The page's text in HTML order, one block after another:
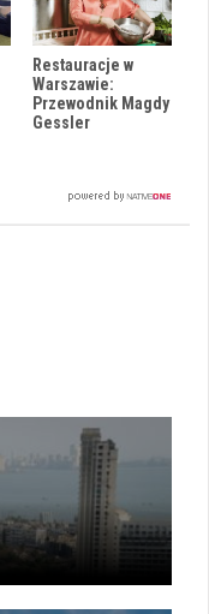
Restauracje w
Warszawie:
Przewodnik Magdy
Gessler